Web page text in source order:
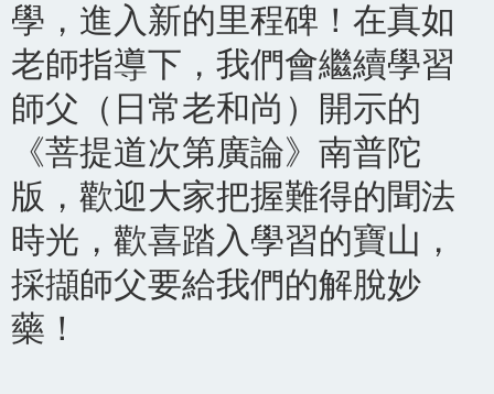
學，進入新的里程碑！在真如
老師指導下，我們會繼續學習
師父（日常老和尚）開示的
《菩提道次第廣論》南普陀
版，歡迎大家把握難得的聞法
時光，歡喜踏入學習的寶山，
採擷師父要給我們的解脫妙
藥！